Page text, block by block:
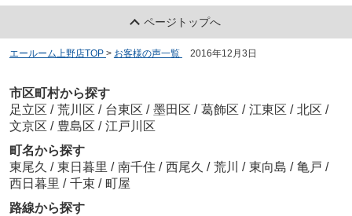
ページトップへ
エールーム上野店TOP > お客様の声一覧 2016年12月3日
市区町村から探す
足立区 / 荒川区 / 台東区 / 墨田区 / 葛飾区 / 江東区 / 北区 /
文京区 / 豊島区 / 江戸川区
町名から探す
東尾久 / 東日暮里 / 南千住 / 西尾久 / 荒川 / 東向島 / 亀戸 /
西日暮里 / 千束 / 町屋
路線から探す